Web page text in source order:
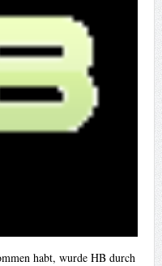
habt, wurde HB durch